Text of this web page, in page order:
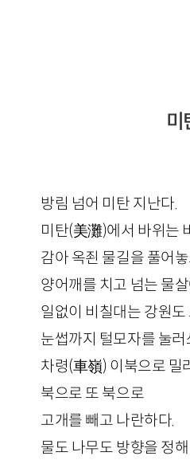
미
방림 넘어 미탄 지난다.
미탄(美灘)에서 바위는
감아 옥죈 물길을 풀어
양어깨를 치고 넘는 물
일없이 비칠대는 강원도
눈썹까지 털모자를 눌러
차령(車嶺) 이북으로 밀
북으로 또 북으로
고개를 빼고 나란하다.
물도 나무도 방향을 정